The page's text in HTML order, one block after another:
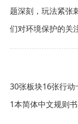
题深刻，玩法紧张
们对环境保护的关注
30张板块16张行动
1本简体中文规则书